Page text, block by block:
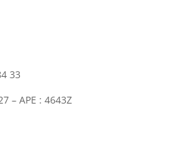
33
– APE : 4643Z